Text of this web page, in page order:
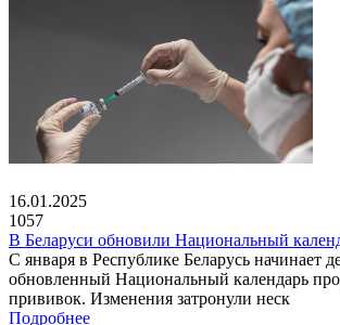
16.01.2025
1057
В Беларуси обновили Национальный
С января в Республике Беларусь начинает
обновленный Национальный календарь
прививок. Изменения затронули неск
Подробнее